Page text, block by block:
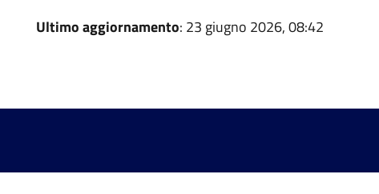
Ultimo aggiornamento: 23 giugno 2026, 08:42